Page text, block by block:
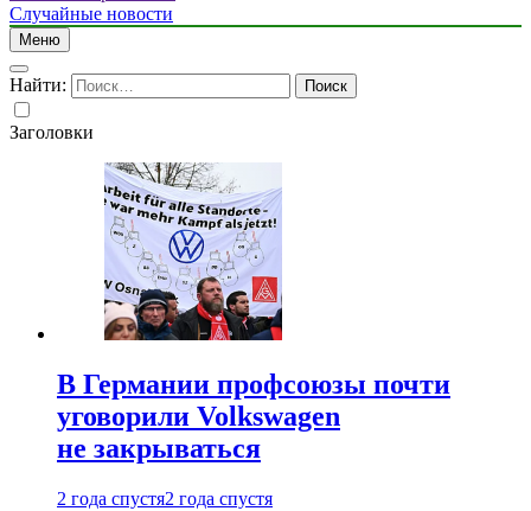
Случайные новости
Меню
Найти:
Заголовки
В Германии профсоюзы почти
уговорили Volkswagen
не закрываться
2 года спустя2 года спустя